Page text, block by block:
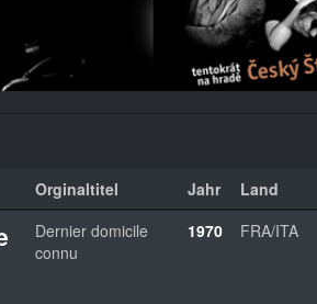
Orginaltitel Jahr Land
Dernier domicile
connu
1970 FRA/ITA